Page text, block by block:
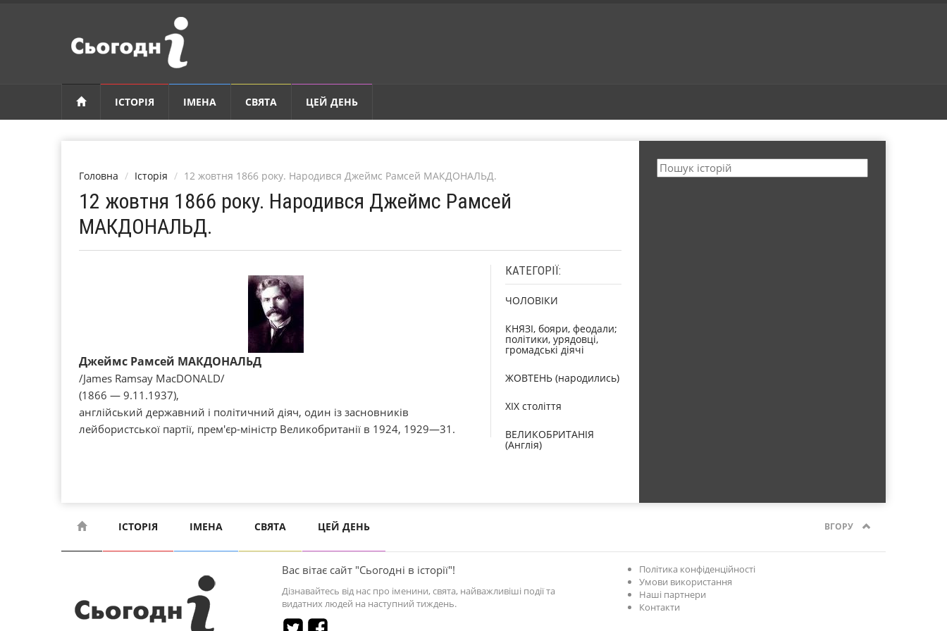
ІСТОРІЯ ІМЕНА СВЯТА ЦЕЙ ДЕНЬ
Головна Історія 12 жовтня 1866 року. Народився Джеймс Рамсей МАКДОНАЛЬД.
12 жовтня 1866 року. Народився Джеймс Рамсей
МАКДОНАЛЬД.
Джеймс Рамсей МАКДОНАЛЬД
/James Ramsay MacDONALD/
(1866 — 9.11.1937),
англійський державний і політичний діяч, один із засновників
лейбористської партії, прем'єр-міністр Великобританії в 1924, 1929—31.
КАТЕГОРІЇ:
ЧОЛОВІКИ
КНЯЗІ, бояри, феодали;
політики, урядовці,
громадські діячі
ЖОВТЕНЬ (народились)
XIX століття
ВЕЛИКОБРИТАНІЯ
(Англія)
ІСТОРІЯ ІМЕНА СВЯТА ЦЕЙ ДЕНЬ ВГОРУ
Вас вітає сайт "Сьогодні в історії"!
Дізнавайтесь від нас про іменини, свята, найважливіші події та
видатних людей на наступний тиждень.
Політика конфіденційності
Умови використання
Наші партнери
Контакти